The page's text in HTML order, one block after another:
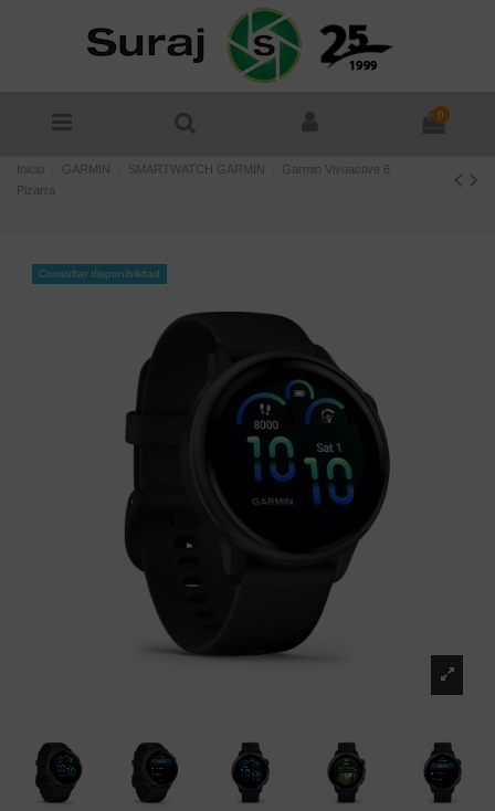
0
Inicio GARMIN SMARTWATCH GARMIN
Garmin Vivoactive 6
Pizarra
Consultar disponibilidad